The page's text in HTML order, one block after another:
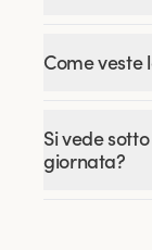
Come veste
Si vede
giornata?